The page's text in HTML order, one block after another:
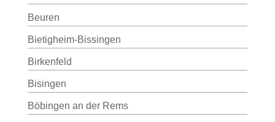
Beuren
Bietigheim-Bissingen
Birkenfeld
Bisingen
Böbingen an der Rems